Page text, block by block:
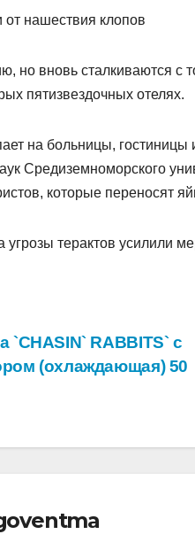
но вновь сталкиваются с
пятизвездочных отелях.
на больницы,
Средиземноморского
которые переносят
угрозы терактов усилили
RABBITS` с
(охлаждающая) 50